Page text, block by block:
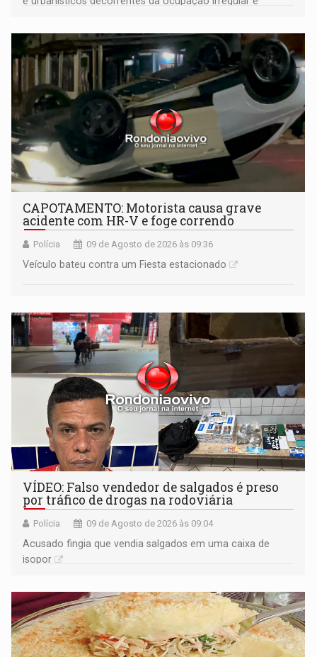
CAPOTAMENTO: Motorista causa grave
acidente com HR-V e foge correndo
Polícia 09 de Agosto de 2026 às 09:36
Veículo bateu contra um Fiesta estacionado
VÍDEO: Falso vendedor de salgados é preso
por tráfico de drogas na rodoviária
Polícia 09 de Agosto de 2026 às 09:04
Acusado fingia que vendia salgados em uma caixa de
isopor